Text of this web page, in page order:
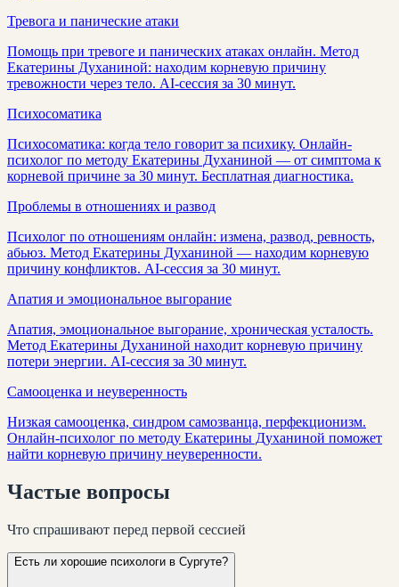
Тревога и панические атаки
Помощь при тревоге и панических атаках онлайн. Метод
Екатерины Духаниной: находим корневую причину
тревожности через тело. AI-сессия за 30 минут.
Психосоматика
Психосоматика: когда тело говорит за психику. Онлайн-
психолог по методу Екатерины Духаниной — от симптома к
корневой причине за 30 минут. Бесплатная диагностика.
Проблемы в отношениях и развод
Психолог по отношениям онлайн: измена, развод, ревность,
абьюз. Метод Екатерины Духаниной — находим корневую
причину конфликтов. AI-сессия за 30 минут.
Апатия и эмоциональное выгорание
Апатия, эмоциональное выгорание, хроническая усталость.
Метод Екатерины Духаниной находит корневую причину
потери энергии. AI-сессия за 30 минут.
Самооценка и неуверенность
Низкая самооценка, синдром самозванца, перфекционизм.
Онлайн-психолог по методу Екатерины Духаниной поможет
найти корневую причину неуверенности.
Частые вопросы
Что спрашивают перед первой сессией
Есть ли хорошие психологи в Сургуте?